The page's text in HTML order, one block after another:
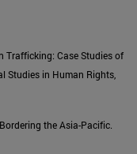
Trafficking: Case Studies of
Studies in Human Rights,
the Asia-Pacific.